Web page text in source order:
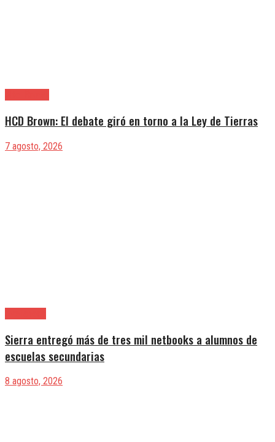
HCD Brown: El debate giró en torno a la Ley de Tierras
7 agosto, 2026
Sierra entregó más de tres mil netbooks a alumnos de
escuelas secundarias
8 agosto, 2026